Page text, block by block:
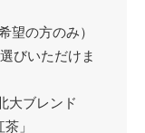
望の方のみ）
びいただけま
大ブレンド
」